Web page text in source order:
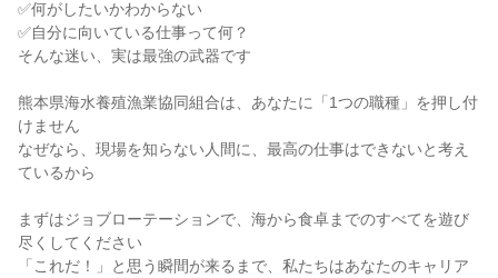
✅何がしたいかわからない
✅自分に向いている仕事って何？
そんな迷い、実は最強の武器です
熊本県海水養殖漁業協同組合は、あなたに「1つの職種」を押し付
けません
なぜなら、現場を知らない人間に、最高の仕事はできないと考え
ているから
まずはジョブローテーションで、海から食卓までのすべてを遊び
尽くしてください
「これだ！」と思う瞬間が来るまで、私たちはあなたのキャリア